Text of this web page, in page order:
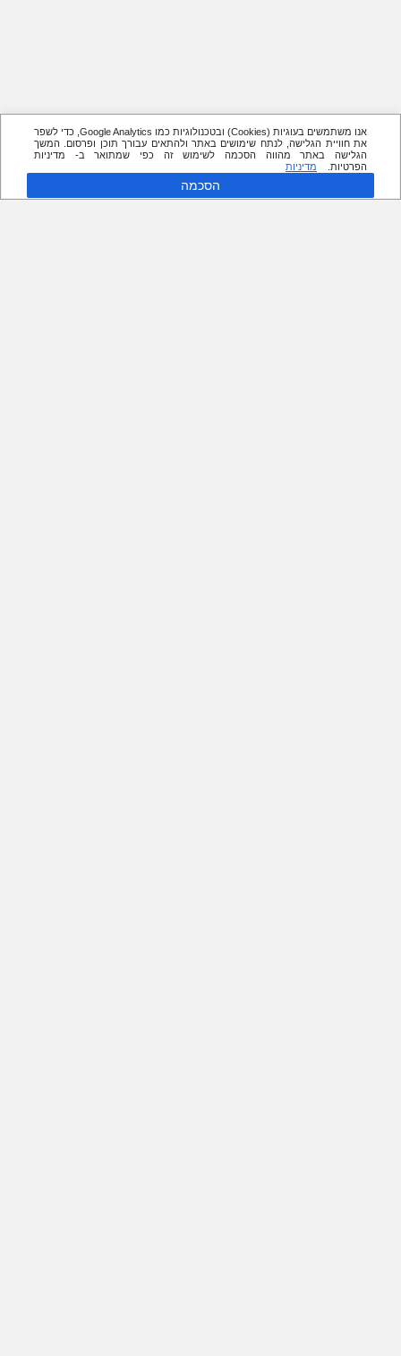
אנו משתמשים בעוגיות (Cookies) ובטכנולוגיות כמו Google Analytics, כדי לשפר
את חוויית הגלישה, לנתח שימושים באתר ולהתאים עבורך תוכן ופרסום. המשך
הגלישה באתר מהווה הסכמה לשימוש זה כפי שמתואר ב- מדיניות
הפרטיות.
מדיניות
הסכמה